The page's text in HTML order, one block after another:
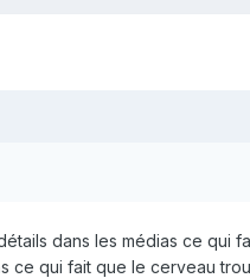
dans les médias ce qui
ce qui fait que le cerveau